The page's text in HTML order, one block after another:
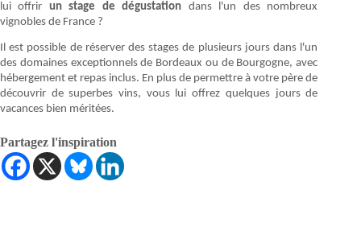
lui offrir un stage de dégustation dans l'un des nombreux
vignobles de France ?
Il est possible de réserver des stages de plusieurs jours dans l'un
des domaines exceptionnels de Bordeaux ou de Bourgogne, avec
hébergement et repas inclus. En plus de permettre à votre père de
découvrir de superbes vins, vous lui offrez quelques jours de
vacances bien méritées.
Partagez l'inspiration